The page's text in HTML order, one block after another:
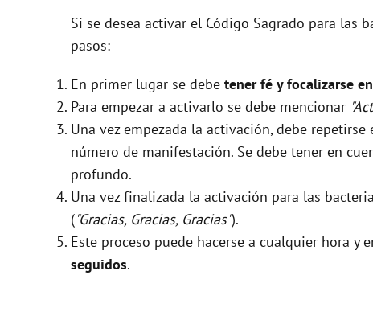
Si se desea activar el Código Sagrado para las
pasos:
En primer lugar se debe tener fé y focalizarse
Para empezar a activarlo se debe mencionar
Una vez empezada la activación, debe
número de manifestación. Se debe tener en
profundo.
Una vez finalizada la activación para las
("Gracias, Gracias, Gracias").
Este proceso puede hacerse a cualquier hora y
seguidos.